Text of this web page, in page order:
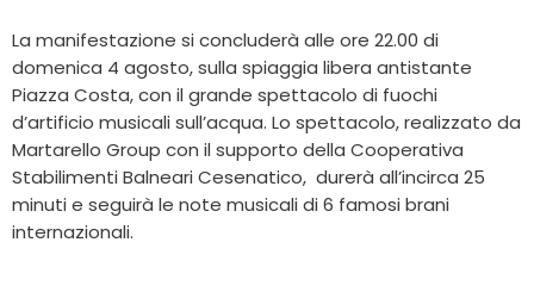
La manifestazione si concluderà alle ore 22.00 di
domenica 4 agosto, sulla spiaggia libera antistante
Piazza Costa, con il grande spettacolo di fuochi
d’artificio musicali sull’acqua. Lo spettacolo, realizzato da
Martarello Group con il supporto della Cooperativa
Stabilimenti Balneari Cesenatico, durerà all’incirca 25
minuti e seguirà le note musicali di 6 famosi brani
internazionali.